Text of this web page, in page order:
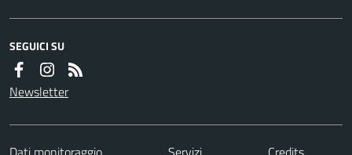
SEGUICI SU
Newsletter